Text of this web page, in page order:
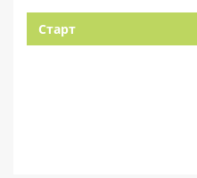
Старт